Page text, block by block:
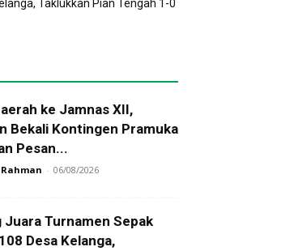
Taklukkan Pian Tengah 1-0
ke Jamnas XII,
Bekali Kontingen Pramuka
Pesan...
- 06/08/2026
Juara Turnamen Sepak
Desa Kelanga,